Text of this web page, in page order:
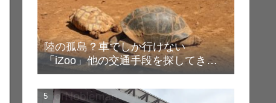
陸の孤島？車でしか行けない
「iZoo」他の交通手段を探してき
た！